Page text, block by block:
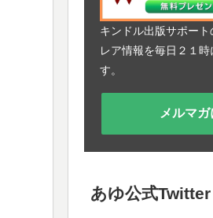
キンドル出版サポー
レア情報を毎日２１
す。
メルマ
あゆ公式Twitter